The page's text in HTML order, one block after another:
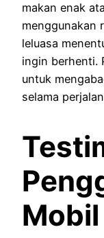
makan enak
menggunakan
leluasa
ingin berhenti.
untuk
selama
Mobil